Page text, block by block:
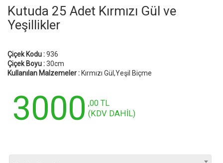
Kutuda 25 Adet Kırmızı Gül ve
Yeşillikler
Çiçek Kodu :936
Çiçek Boyu :30cm
Kullanılan Malzemeler : Kırmızı Gül,Yeşil Biçme
3000 ,00 TL
(KDV DAHİL)